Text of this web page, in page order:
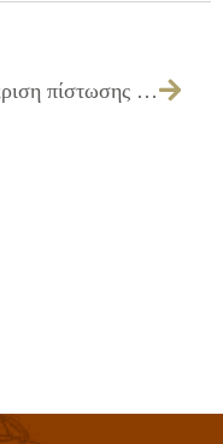
Έγκριση πίστωσης 400,00€ εις βάρος του 00.6073 για συμμετοχή υπαλλήλου του Πολιτιστικού Κέντρου σε σεμινάριο με τίτλο «Οι δαπάνες των δημοτικών Ν.Π.Δ.Δ. & οι πρόσφατες νομοθετικές αλλαγές μέσα από τις πράξεις του Ελεγκτικού Συνεδρίου».